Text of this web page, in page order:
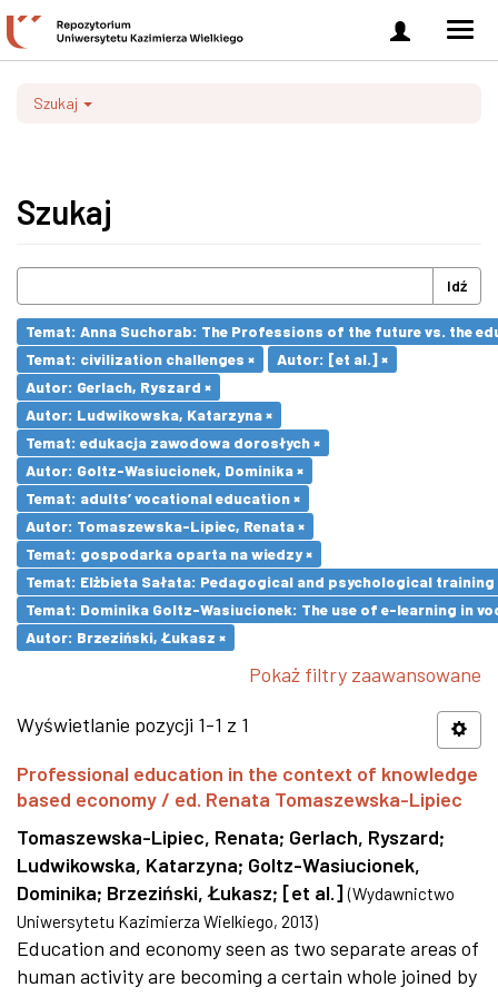
Zaloguj
się
Szukaj
Szukaj
Idź
Temat: Anna Suchorab: The Professions of the future vs. the
Temat: civilization challenges ×
Autor: [et al.] ×
Autor: Gerlach, Ryszard ×
Autor: Ludwikowska, Katarzyna ×
Temat: edukacja zawodowa dorosłych ×
Autor: Goltz-Wasiucionek, Dominika ×
Temat: adults’ vocational education ×
Autor: Tomaszewska-Lipiec, Renata ×
Temat: gospodarka oparta na wiedzy ×
Temat: Elżbieta Sałata: Pedagogical and psychological
Temat: Dominika Goltz-Wasiucionek: The use of e-learning in
Autor: Brzeziński, Łukasz ×
Pokaż filtry zaawansowane
Wyświetlanie pozycji 1-1 z 1
Professional education in the context of knowledge
based economy / ed. Renata Tomaszewska-Lipiec
Tomaszewska-Lipiec, Renata; Gerlach, Ryszard;
Ludwikowska, Katarzyna; Goltz-Wasiucionek,
Dominika; Brzeziński, Łukasz; [et al.] (Wydawnictwo
Uniwersytetu Kazimierza Wielkiego, 2013)
Education and economy seen as two separate areas of
human activity are becoming a certain whole joined by